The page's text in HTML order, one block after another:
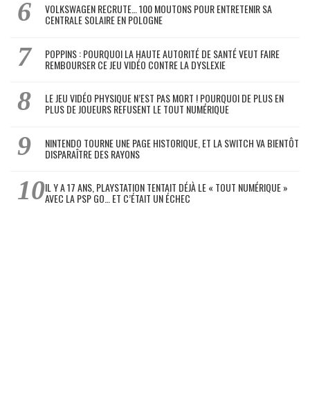
VOLKSWAGEN RECRUTE… 100 MOUTONS POUR ENTRETENIR SA
CENTRALE SOLAIRE EN POLOGNE
POPPINS : POURQUOI LA HAUTE AUTORITÉ DE SANTÉ VEUT FAIRE
REMBOURSER CE JEU VIDÉO CONTRE LA DYSLEXIE
LE JEU VIDÉO PHYSIQUE N’EST PAS MORT ! POURQUOI DE PLUS EN
PLUS DE JOUEURS REFUSENT LE TOUT NUMÉRIQUE
NINTENDO TOURNE UNE PAGE HISTORIQUE, ET LA SWITCH VA BIENTÔT
DISPARAÎTRE DES RAYONS
IL Y A 17 ANS, PLAYSTATION TENTAIT DÉJÀ LE « TOUT NUMÉRIQUE »
AVEC LA PSP GO… ET C’ÉTAIT UN ÉCHEC